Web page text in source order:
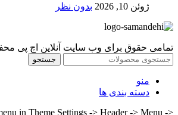
ژوئن 10, 2026 بدون نظر
تمامی حقوق برای وب سایت آنلاین اچ پی
جستجو
منو
دسته بندی ها
in Theme Settings -> Header -> Menu ->